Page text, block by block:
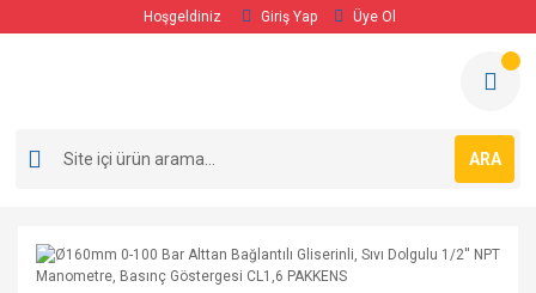
Hoşgeldiniz Giriş Yap Üye Ol
ARA